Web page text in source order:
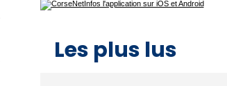
Les plus lus